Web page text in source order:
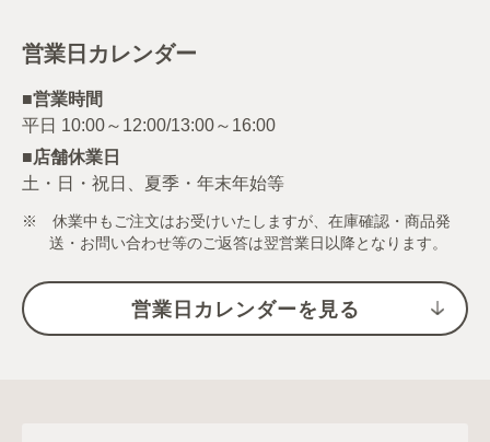
営業日カレンダー
■営業時間
■店舗休業日
土・日・祝日、夏季・年末年始等
※ 休業中もご注文はお受けいたしますが、在庫確認・商品発
送・お問い合わせ等のご返答は翌営業日以降となります。
営業日カレンダーを見る